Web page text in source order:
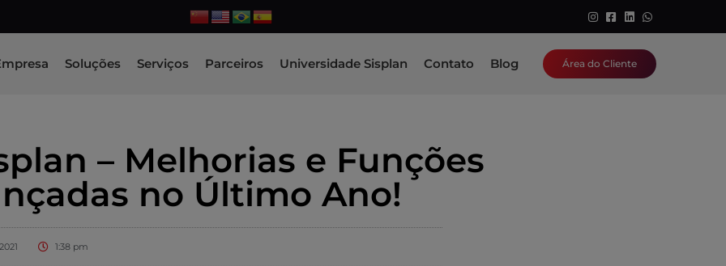
Soluções Serviços Parceiros Universidade Sisplan Contato Blog Área do Cliente
– Melhorias e Funções
no Último Ano!
1:38 pm